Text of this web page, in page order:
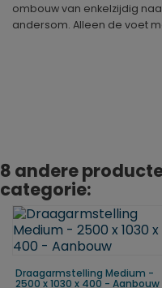
ombouw van enkelzijdig
andersom. Alleen de voet
8 andere
categorie:
Draagarmstelling Medium -
2500 x 1030 x 400 - Aanbouw